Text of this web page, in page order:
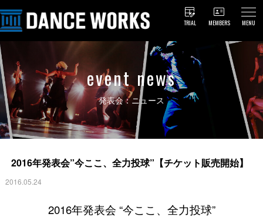
TRIAL MEMBERS MENU
event news
発表会：ニュース
2016年発表会”今ここ、全力投球”【チケット販売開始】
2016.05.24
2016年発表会 “今ここ、全力投球”